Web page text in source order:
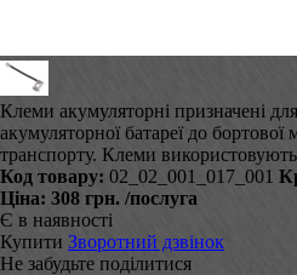
Клеми акумуляторні призначені
акумуляторної батареї до
транспорту. Клеми
Код товару: 02_02_001_017_001
Ціна: 308 грн. /послуга
Є в наявності
Купити Зворотний дзвінок
Не забудьте поділитися